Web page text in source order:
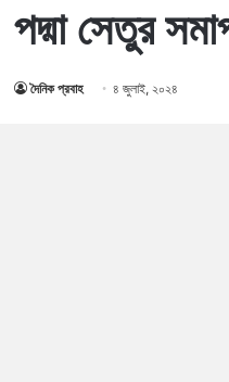
পদ্মা সেতুর
দৈনিক প্রবাহ ৪ জুলাই, ২০২৪